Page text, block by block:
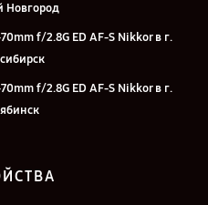
Новгород
f/2.8G ED AF-S Nikkor в г.
f/2.8G ED AF-S Nikkor в г.